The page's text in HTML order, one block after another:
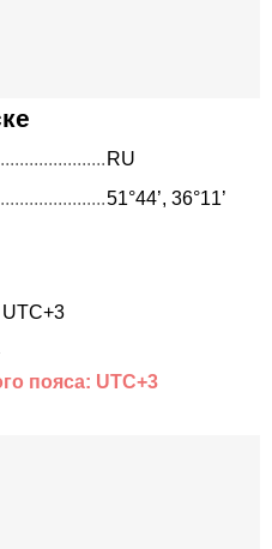
RU
51°44’, 36°11’
пояса: UTC+3